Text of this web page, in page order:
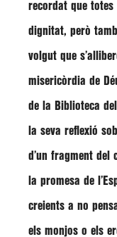
recordat que totes
dignitat, però
volgut que
misericòrdia de
de la Biblioteca
la seva reflexió
d’un fragment del
la promesa de
creients a no
els monjos o els